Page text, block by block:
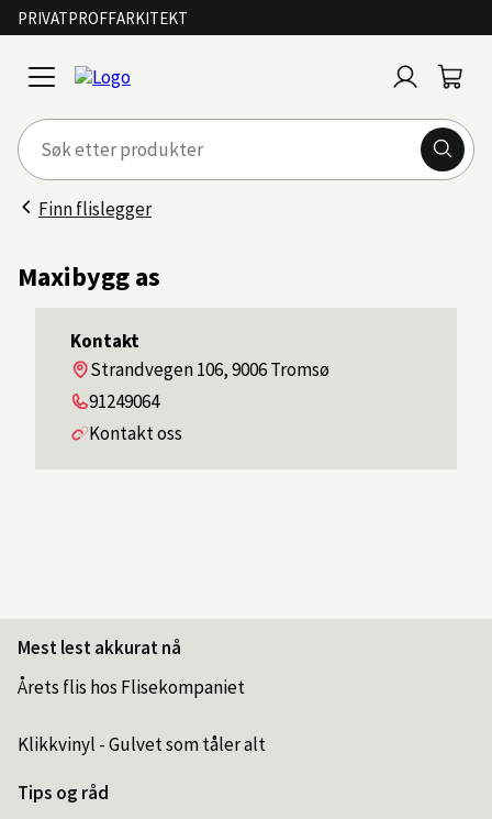
PRIVATPROFFARKITEKT
open
menu
inn
Finn flislegger
Maxibygg as
Kontakt
Adresse
Strandvegen 106, 9006 Tromsø
Telefon
91249064
Kontakt oss
Mest lest akkurat nå
Årets flis hos Flisekompaniet
Klikkvinyl - Gulvet som tåler alt
Tips og råd